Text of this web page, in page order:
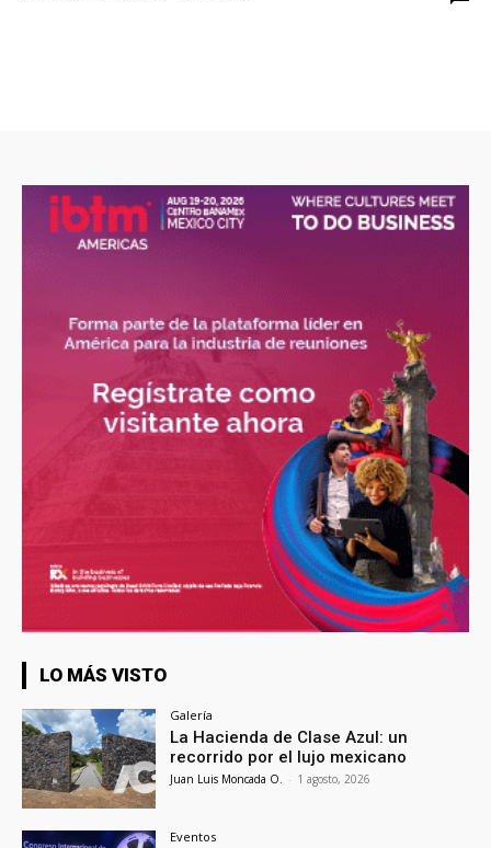
LO MÁS VISTO
Galería
La Hacienda de Clase Azul: un
recorrido por el lujo mexicano
Juan Luis Moncada O. - 1 agosto, 2026
Eventos